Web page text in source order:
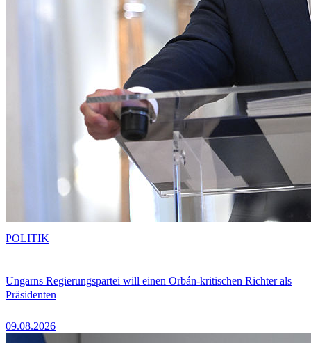
Ungarns Regierungspartei will einen Orbán-kritischen Richter als
Präsidenten
09.08.2026
POLITIK